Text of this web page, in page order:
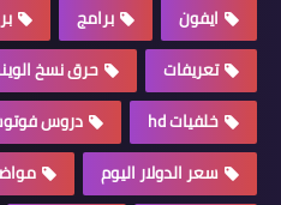
ايفون
برامج
تعريفات
حرق نسخ
خلفيات hd
دروس
سعر الدولار اليوم